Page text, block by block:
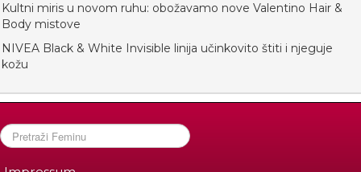
Kultni miris u novom ruhu: obožavamo nove Valentino Hair &
Body mistove
NIVEA Black & White Invisible linija učinkovito štiti i njeguje
kožu